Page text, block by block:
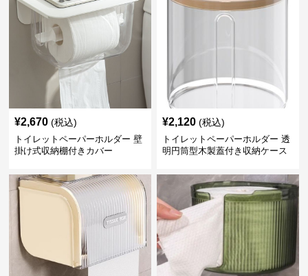
¥2,670 (税込)
トイレットペーパーホルダー 壁
掛け式収納棚付きカバー
¥2,120 (税込)
トイレットペーパーホルダー 透
明円筒型木製蓋付き収納ケース